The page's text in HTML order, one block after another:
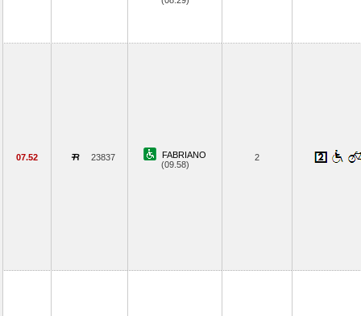
07.52 23837
FABRIANO
(09.58)
2